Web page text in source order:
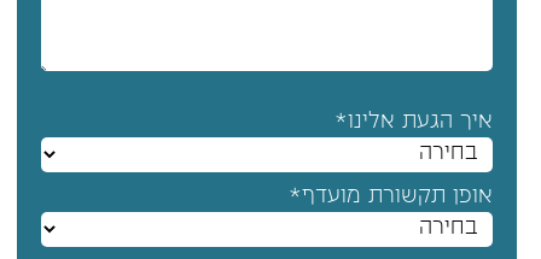
איך הגעת אלינו*
אופן תקשורת מועדף*